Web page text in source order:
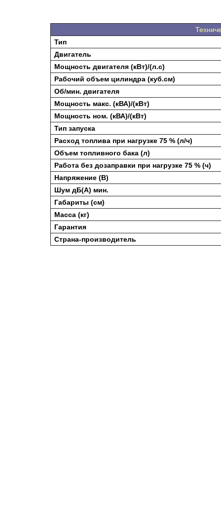
Тип
Двигатель
Мощность двигателя (кВт)/(л.с)
Рабочий объем цилиндра (куб.см)
Об/мин. двигателя
Мощность макс. (кВА)/(кВт)
Мощность ном. (кВА)/(кВт)
Тип запуска
Расход топлива при нагрузке 75 % (л/ч)
Объем топливного бака (л)
Работа без дозаправки при нагрузке 75 % (ч)
Напряжение (В)
Шум дБ(А) мин.
Габариты (см)
Масса (кг)
Гарантия
Страна-производитель